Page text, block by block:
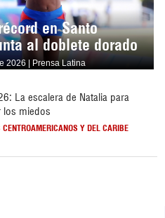
en Santo
al doblete dorado
2026 | Prensa Latina
La escalera de Natalia para
los miedos
CENTROAMERICANOS Y DEL CARIBE